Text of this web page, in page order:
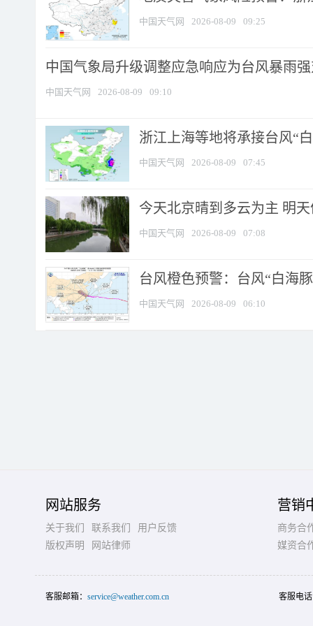
中国天气网 2026-08-09 09:25
中国气象局升级调整应急响应为台风暴雨
中国天气网 2026-08-09 09:10
浙江上海等地将承接台风“
中国天气网 2026-08-09 07:45
今天北京晴到多云为主 明
中国天气网 2026-08-09 07:08
台风橙色预警：台风“白海
中国天气网 2026-08-09 06:10
网站服务
关于我们 联系我们
用户反馈
版权声明
网站律师
营销
商务合
媒资合
客服邮箱： service@weather.com.cn 客服电